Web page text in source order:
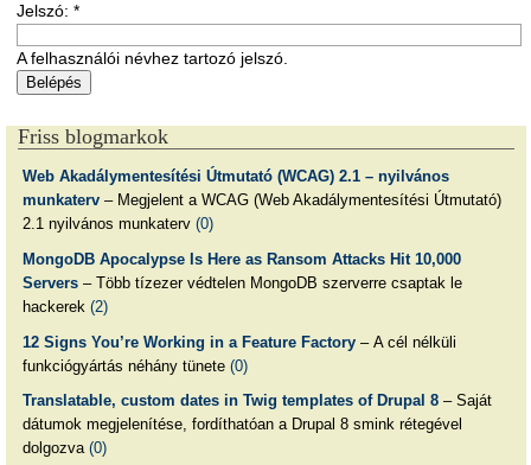
Jelszó: *
A felhasználói névhez tartozó jelszó.
Friss blogmarkok
Web Akadálymentesítési Útmutató (WCAG) 2.1 – nyilvános
munkaterv– Megjelent a WCAG (Web Akadálymentesítési Útmutató)
2.1 nyilvános munkaterv (0)
MongoDB Apocalypse Is Here as Ransom Attacks Hit 10,000
Servers– Több tízezer védtelen MongoDB szerverre csaptak le
hackerek (2)
12 Signs You’re Working in a Feature Factory– A cél nélküli
funkciógyártás néhány tünete (0)
Translatable, custom dates in Twig templates of Drupal 8– Saját
dátumok megjelenítése, fordíthatóan a Drupal 8 smink rétegével
dolgozva (0)